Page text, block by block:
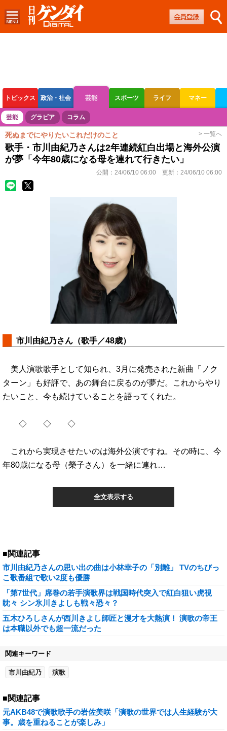
トピックス 政治・社会 芸能 スポーツ ライフ マネー
ボートレース 競輪 オートレース
芸能 グラビア コラム
死ぬまでにやりたいこれだけのこと > 一覧へ
歌手・市川由紀乃さんは2年連続紅白出場と海外公演
が夢「今年80歳になる母を連れて行きたい」
公開： 24/06/10 06:00 更新： 24/06/10 06:00
市川由紀乃さん（歌手／48歳）
美人演歌歌手として知られ、3月に発売された新曲「ノク
ターン」も好評で、あの舞台に戻るのが夢だ。これからやり
たいこと、今も続けていることを語ってくれた。
◇ ◇ ◇
これから実現させたいのは海外公演ですね。その時に、今
年80歳になる母（榮子さん）を一緒に連れ…
全文表示する
■関連記事
市川由紀乃さんの思い出の曲は小林幸子の「別離」 TVのちびっ
こ歌番組で歌い2度も優勝
「第7世代」席巻の若手演歌界は戦国時代突入で紅白狙い虎視
眈々 シン氷川きよしも戦々恐々？
五木ひろしさんが西川きよし師匠と漫才を大熱演！ 演歌の帝王
は本職以外でも超一流だった
関連キーワード
市川由紀乃 演歌
■関連記事
元AKB48で演歌歌手の岩佐美咲「演歌の世界では人生経験が大
事。歳を重ねることが楽しみ」